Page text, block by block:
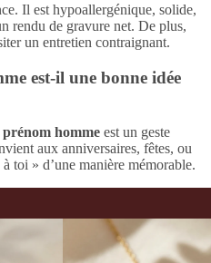
Il est hypoallergénique, solide,
rendu de gravure net. De plus,
un entretien contraignant.
est-il une bonne idée
homme est un geste
aux anniversaires, fêtes, ou
toi » d’une manière mémorable.
à
Le bijou que l'on ouvre
retour du médaillon